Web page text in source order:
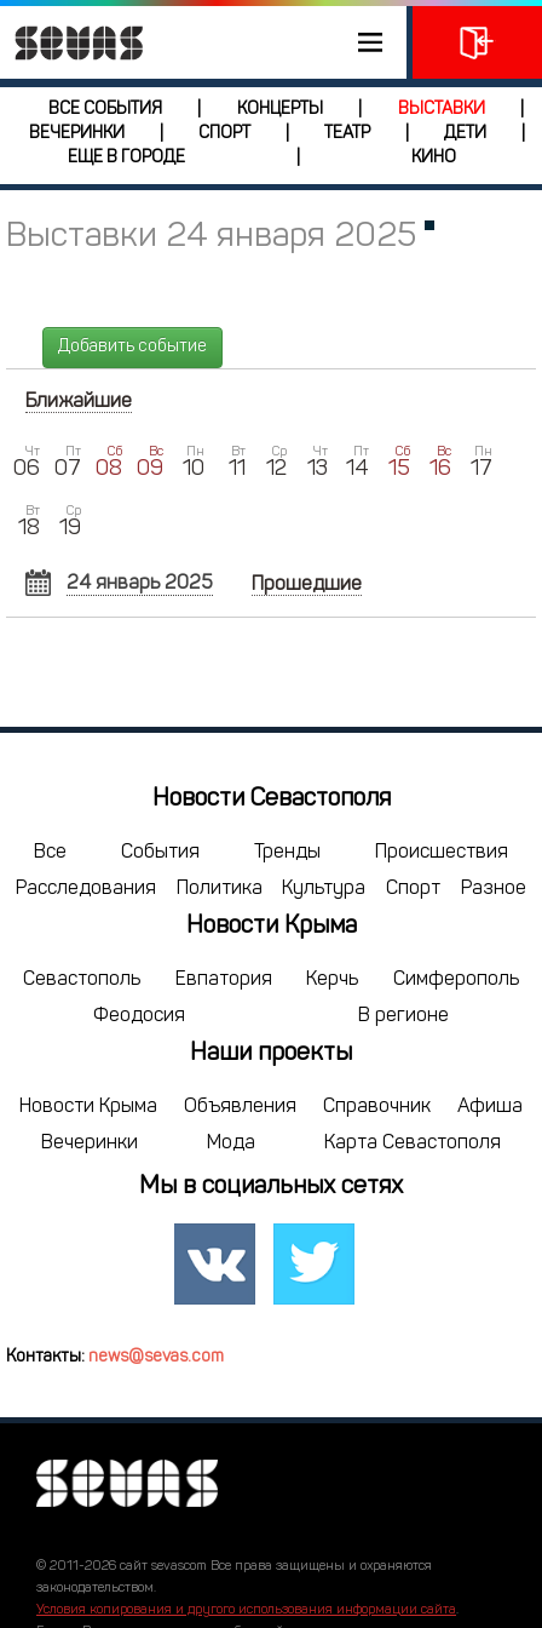
ВСЕ СОБЫТИЯ КОНЦЕРТЫ ВЫСТАВКИ
ВЕЧЕРИНКИ
СПОРТ ТЕАТР ДЕТИ
ЕЩЕ В ГОРОДЕ
КИНО
Выставки 24 января 2025
Добавить событие
Ближайшие
Чт
06
Пт
07
Сб
08
Вс
09
Пн
10
Вт
11
Ср
12
Чт
13
Пт
14
Сб
15
Вс
16
Пн
17
Вт
18
Ср
19
24 январь 2025
ЯНВАРЬ 2025
6 7 8 9 10 11 12
22 23 24
27 28 29 30 1 2
3 4 5 7 8 9
Прошедшие
Новости Севастополя
Все События Тренды
Происшествия
Расследования
Политика Культура Спорт Разное
Новости Крыма
Севастополь Евпатория Керчь
Симферополь
Феодосия
В регионе
Наши проекты
Новости Крыма Объявления Справочник
Афиша
Вечеринки
Мода Карта Севастополя
Мы в социальных сетях
Контакты: news@sevas.com
© 2011-2026 сайт sevascom Все права защищены и охраняются
законодательством.
Условия копирования и другого использования информации сайта.